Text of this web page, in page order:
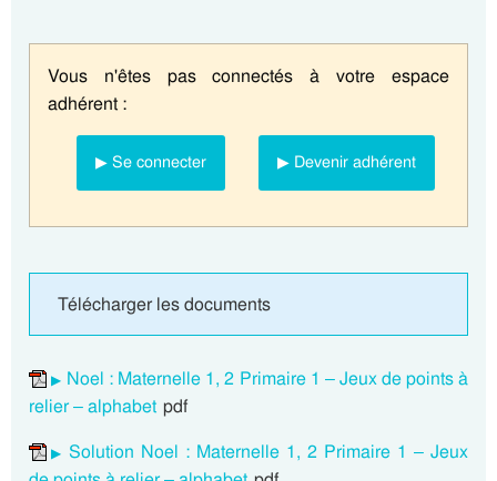
Vous n'êtes pas connectés à votre espace
adhérent :
▶ Se connecter ▶ Devenir adhérent
Télécharger les documents
Noel : Maternelle 1, 2 Primaire 1 – Jeux de points à
relier – alphabet pdf
Solution Noel : Maternelle 1, 2 Primaire 1 – Jeux